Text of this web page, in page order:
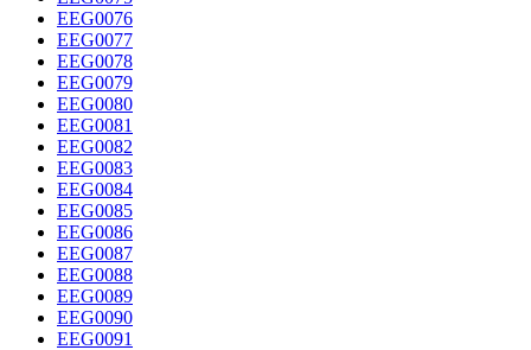
EEG0076
EEG0077
EEG0078
EEG0079
EEG0080
EEG0081
EEG0082
EEG0083
EEG0084
EEG0085
EEG0086
EEG0087
EEG0088
EEG0089
EEG0090
EEG0091